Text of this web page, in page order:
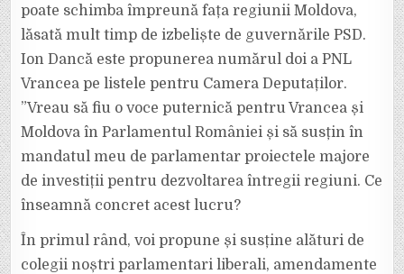
CELOR
AU
VRANCEA
poate schimba împreună fața regiunii Moldova,
lăsată mult timp de izbeliște de guvernările PSD.
Ion Dancă este propunerea numărul doi a PNL
Vrancea pe listele pentru Camera Deputaților.
”Vreau să fiu o voce puternică pentru Vrancea și
Moldova în Parlamentul României și să susțin în
mandatul meu de parlamentar proiectele majore
de investiții pentru dezvoltarea întregii regiuni. Ce
înseamnă concret acest lucru?
În primul rând, voi propune și susține alături de
colegii noștri parlamentari liberali, amendamente